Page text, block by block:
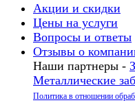
Акции и скидки
Цены на услуги
Вопросы и ответы
Отзывы о
Наши партнеры -
Металлические
Политика в отношении